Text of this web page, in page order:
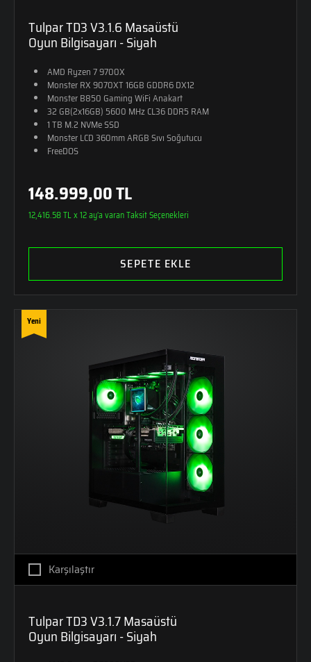
Tulpar TD3 V3.1.6 Masaüstü
Oyun Bilgisayarı - Siyah
AMD Ryzen 7 9700X
Monster RX 9070XT 16GB GDDR6 DX12
Monster B850 Gaming WiFi Anakart
32 GB(2x16GB) 5600 MHz CL36 DDR5 RAM
1 TB M.2 NVMe SSD
Monster LCD 360mm ARGB Sıvı Soğutucu
FreeDOS
148.999,00 TL
12,416.58 TL x 12 ay'a varan Taksit Seçenekleri
SEPETE EKLE
Yeni
Karşılaştır
Tulpar TD3 V3.1.7 Masaüstü
Oyun Bilgisayarı - Siyah